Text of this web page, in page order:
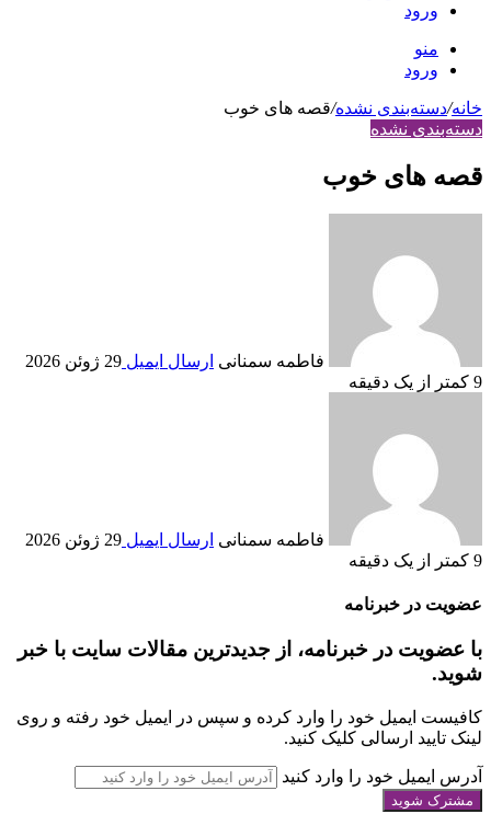
ورود
منو
ورود
خانه/دسته‌بندی نشده/قصه های خوب
دسته‌بندی نشده
قصه های خوب
فاطمه سمنانی ارسال ایمیل 29 ژوئن 2026
9 کمتر از یک دقیقه
فاطمه سمنانی ارسال ایمیل 29 ژوئن 2026
9 کمتر از یک دقیقه
عضویت در خبرنامه
با عضویت در خبرنامه، از جدیدترین مقالات سایت با خبر
شوید.
کافیست ایمیل خود را وارد کرده و سپس در ایمیل خود رفته و روی
لینک تایید ارسالی کلیک کنید.
آدرس ایمیل خود را وارد کنید